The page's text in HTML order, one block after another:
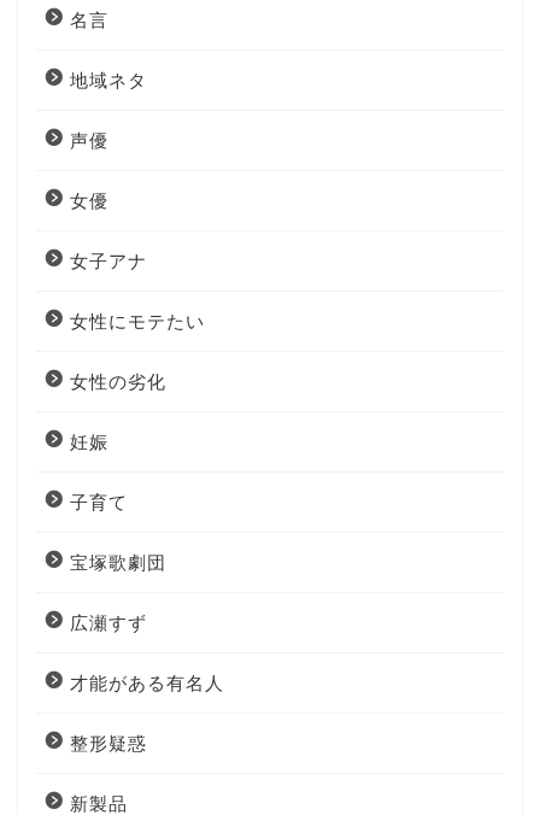
名言
地域ネタ
声優
女優
女子アナ
女性にモテたい
女性の劣化
妊娠
子育て
宝塚歌劇団
広瀬すず
才能がある有名人
整形疑惑
新製品